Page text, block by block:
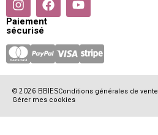
Paiement
sécurisé
© 2026 BBIESConditions générales de vente
Gérer mes cookies